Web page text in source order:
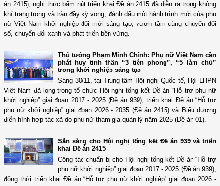
án 2415), nghi thức bấm nút triển khai Đề án 2415 đã diễn ra trong không
khí trang trọng và tràn đầy kỳ vọng, đánh dấu một hành trình mới của phụ
nữ Việt Nam khởi nghiệp đổi mới sáng tạo, vươn tầm cùng chuyển đổi
số, chuyển đổi xanh và phát triển bền vững.
Thủ tướng Phạm Minh Chính: Phụ nữ Việt Nam cần
phát huy tinh thần “3 tiên phong”, “5 làm chủ”
trong khởi nghiệp sáng tạo
Sáng 30/11, tại Trung tâm Hội nghị Quốc tế, Hội LHPN
Việt Nam đã long trọng tổ chức Hội nghị tổng kết Đề án “Hỗ trợ phụ nữ
khởi nghiệp” giai đoạn 2017 - 2025 (Đề án 939), triển khai Đề án “Hỗ trợ
phụ nữ khởi nghiệp” giai đoạn 2026 - 2035 (Đề án 2415) và Biểu dương
điển hình hợp tác xã do phụ nữ tham gia quản lý năm 2025 (Đề án 01).
Sẵn sàng cho Hội nghị tổng kết Đề án 939 và triển
khai Đề án 2415
Công tác chuẩn bị cho Hội nghị tổng kết Đề án “Hỗ trợ
phụ nữ khởi nghiệp” giai đoạn 2017 - 2025 (Đề án 939),
đồng thời triển khai Đề án “Hỗ trợ phụ nữ khởi nghiệp” giai đoạn 2026 -